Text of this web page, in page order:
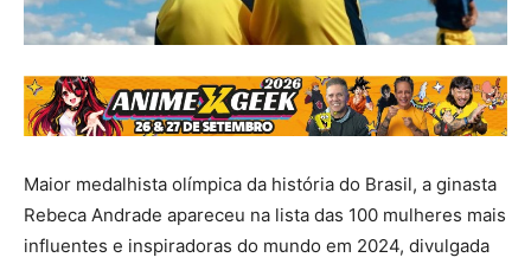
Maior medalhista olímpica da história do Brasil, a ginasta
Rebeca Andrade apareceu na lista das 100 mulheres mais
influentes e inspiradoras do mundo em 2024, divulgada